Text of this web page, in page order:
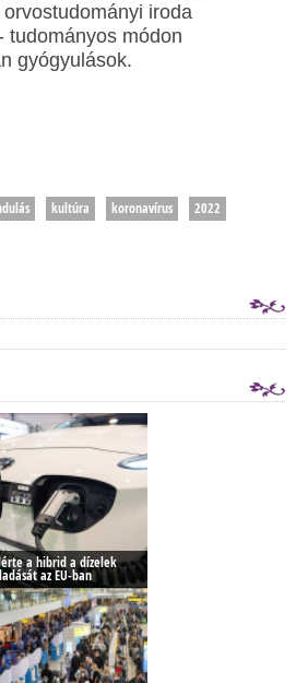
iroda
tudományos módon
gyógyulások.
kultúra koronavírus
2022
a hibrid a dízelek
az EU-ban